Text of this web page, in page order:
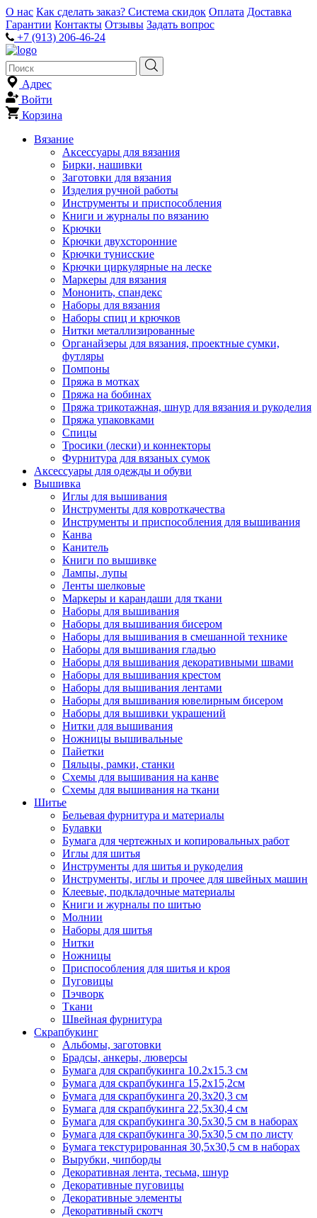
О нас Как сделать заказ? Система скидок Оплата Доставка
Гарантии Контакты Отзывы Задать вопрос
+7 (913) 206-46-24
Адрес
Войти
Корзина
Вязание
Аксессуары для вязания
Бирки, нашивки
Заготовки для вязания
Изделия ручной работы
Инструменты и приспособления
Книги и журналы по вязанию
Крючки
Крючки двухсторонние
Крючки тунисские
Крючки циркулярные на леске
Маркеры для вязания
Мононить, спандекс
Наборы для вязания
Наборы спиц и крючков
Нитки металлизированные
Органайзеры для вязания, проектные сумки,
футляры
Помпоны
Пряжа в мотках
Пряжа на бобинах
Пряжа трикотажная, шнур для вязания и рукоделия
Пряжа упаковками
Спицы
Тросики (лески) и коннекторы
Фурнитура для вязаных сумок
Аксессуары для одежды и обуви
Вышивка
Иглы для вышивания
Инструменты для ковроткачества
Инструменты и приспособления для вышивания
Канва
Канитель
Книги по вышивке
Лампы, лупы
Ленты шелковые
Маркеры и карандаши для ткани
Наборы для вышивания
Наборы для вышивания бисером
Наборы для вышивания в смешанной технике
Наборы для вышивания гладью
Наборы для вышивания декоративными швами
Наборы для вышивания крестом
Наборы для вышивания лентами
Наборы для вышивания ювелирным бисером
Наборы для вышивки украшений
Нитки для вышивания
Ножницы вышивальные
Пайетки
Пяльцы, рамки, станки
Схемы для вышивания на канве
Схемы для вышивания на ткани
Шитье
Бельевая фурнитура и материалы
Булавки
Бумага для чертежных и копировальных работ
Иглы для шитья
Инструменты для шитья и рукоделия
Инструменты, иглы и прочее для швейных машин
Клеевые, подкладочные материалы
Книги и журналы по шитью
Молнии
Наборы для шитья
Нитки
Ножницы
Приспособления для шитья и кроя
Пуговицы
Пэчворк
Ткани
Швейная фурнитура
Скрапбукинг
Альбомы, заготовки
Брадсы, анкеры, люверсы
Бумага для скрапбукинга 10.2х15.3 см
Бумага для скрапбукинга 15,2х15,2см
Бумага для скрапбукинга 20,3х20,3 см
Бумага для скрапбукинга 22,5х30,4 см
Бумага для скрапбукинга 30,5х30,5 см в наборах
Бумага для скрапбукинга 30,5х30,5 см по листу
Бумага текстурированная 30,5х30,5 см в наборах
Вырубки, чипборды
Декоративная лента, тесьма, шнур
Декоративные пуговицы
Декоративные элементы
Декоративный скотч